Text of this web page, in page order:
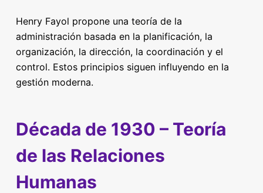
Henry Fayol propone una teoría de la
administración basada en la planificación, la
organización, la dirección, la coordinación y el
control. Estos principios siguen influyendo en la
gestión moderna.
Década de 1930 – Teoría
de las Relaciones
Humanas